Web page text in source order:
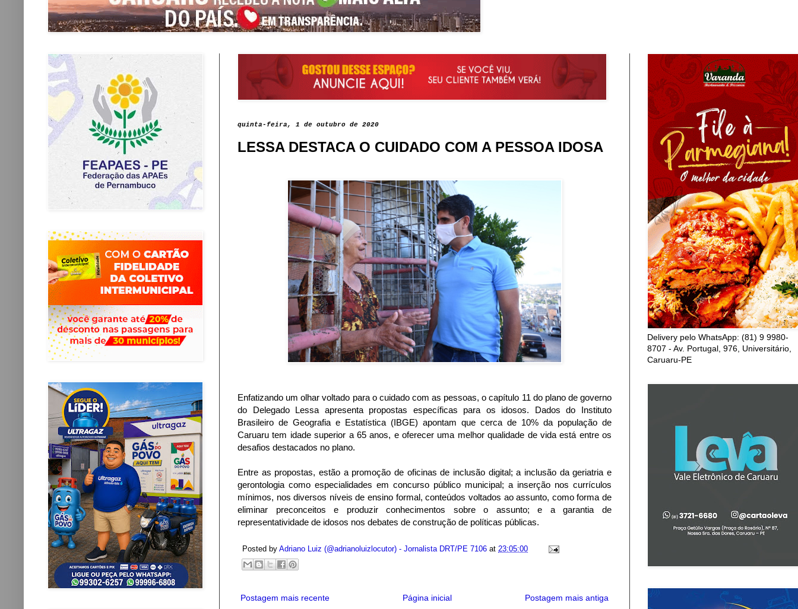
quinta-feira, 1 de outubro de 2020
LESSA DESTACA O CUIDADO COM A PESSOA IDOSA
Enfatizando um olhar voltado para o cuidado com as pessoas, o capítulo 11 do plano de governo
do Delegado Lessa apresenta propostas específicas para os idosos. Dados do Instituto
Brasileiro de Geografia e Estatística (IBGE) apontam que cerca de 10% da população de
Caruaru tem idade superior a 65 anos, e oferecer uma melhor qualidade de vida está entre os
desafios destacados no plano.
Entre as propostas, estão a promoção de oficinas de inclusão digital; a inclusão da geriatria e
gerontologia como especialidades em concurso público municipal; a inserção nos currículos
mínimos, nos diversos níveis de ensino formal, conteúdos voltados ao assunto, como forma de
eliminar preconceitos e produzir conhecimentos sobre o assunto; e a garantia de
representatividade de idosos nos debates de construção de políticas públicas.
Posted by Adriano Luiz (@adrianoluizlocutor) - Jornalista DRT/PE 7106 at 23:05:00
Postagem mais recente Postagem mais antiga
Página inicial
Delivery pelo WhatsApp: (81) 9 9980-
8707 - Av. Portugal, 976, Universitário,
Caruaru-PE